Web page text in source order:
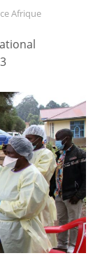
Afrique